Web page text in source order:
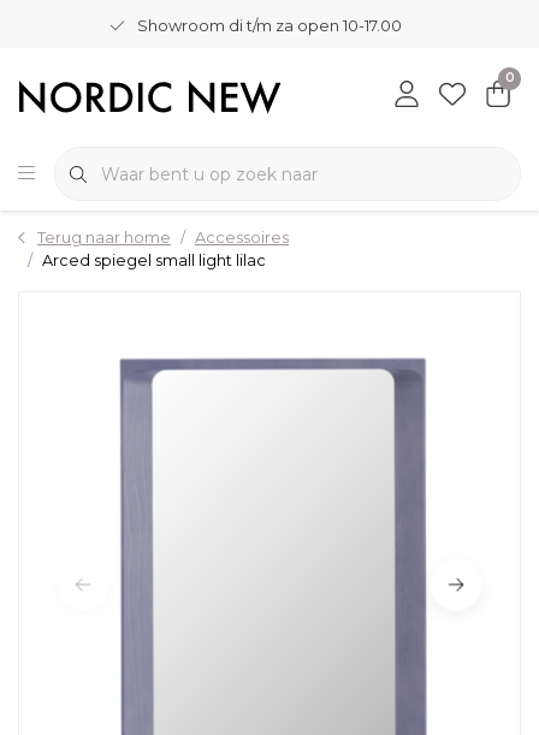
Showroom di t/m za open 10-17.00
0
Terug naar home
Accessoires
Arced spiegel small light lilac